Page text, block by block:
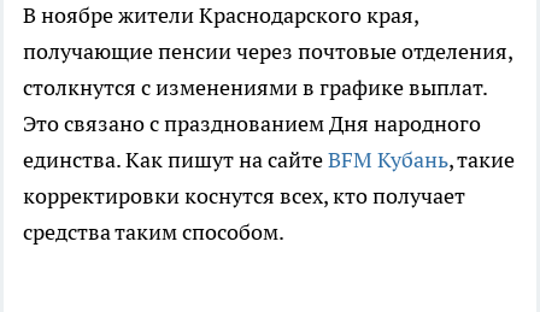
В ноябре жители Краснодарского края,
получающие пенсии через почтовые отделения,
столкнутся с изменениями в графике выплат.
Это связано с празднованием Дня народного
единства. Как пишут на сайтеBFM Кубань, такие
корректировки коснутся всех, кто получает
средства таким способом.